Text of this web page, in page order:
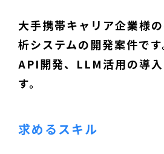
大手携帯キャリア企業様
析システムの開発案件です
API開発、LLM活用の導
す。
求めるスキル